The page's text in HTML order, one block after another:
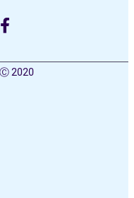
Ⓒ 2020 - כל הזכויות שמורות